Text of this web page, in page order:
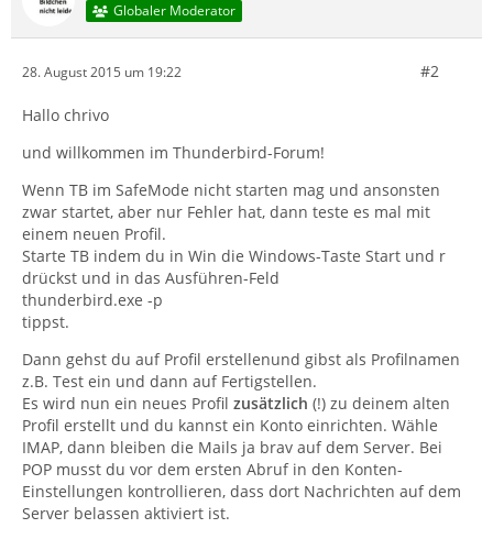
Globaler Moderator
28. August 2015 um 19:22 #2
Hallo chrivo
und willkommen im Thunderbird-Forum!
Wenn TB im SafeMode nicht starten mag und ansonsten
zwar startet, aber nur Fehler hat, dann teste es mal mit
einem neuen Profil.
Starte TB indem du in Win die Windows-Taste Start und r
drückst und in das Ausführen-Feld
thunderbird.exe -p
tippst.
Dann gehst du auf Profil erstellenund gibst als Profilnamen
z.B. Test ein und dann auf Fertigstellen.
Es wird nun ein neues Profil zusätzlich (!) zu deinem alten
Profil erstellt und du kannst ein Konto einrichten. Wähle
IMAP, dann bleiben die Mails ja brav auf dem Server. Bei
POP musst du vor dem ersten Abruf in den Konten-
Einstellungen kontrollieren, dass dort Nachrichten auf dem
Server belassen aktiviert ist.